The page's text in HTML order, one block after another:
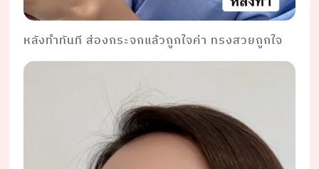
หลังทำทันที ส่องกระจกแล้วถูกใจค่า ทรงสวยถูกใจ